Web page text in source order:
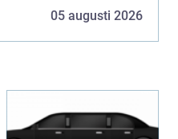
blir stökigt, b...
05 augusti 2026